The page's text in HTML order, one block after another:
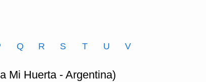
Q R S T U V
Mi Huerta - Argentina)